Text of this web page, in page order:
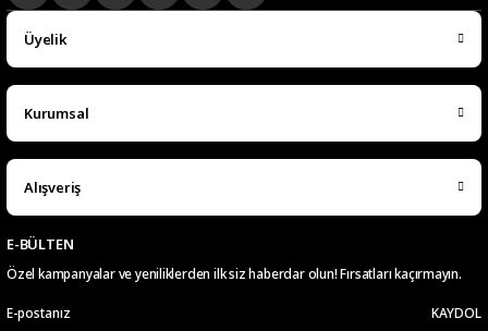
Üyelik
Kurumsal
Alışveriş
E-BÜLTEN
Özel kampanyalar ve yeniliklerden ilk siz haberdar olun! Fırsatları kaçırmayın.
KAYDOL